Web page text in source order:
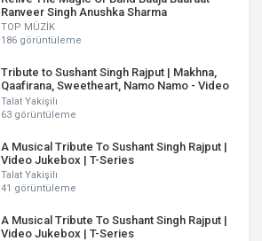
Ranveer Singh Anushka Sharma
TOP MÜZİK
186 görüntüleme
Tribute to Sushant Singh Rajput | Makhna,
Qaafirana, Sweetheart, Namo Namo - Video
Jukebox
Talat Yakişilı
63 görüntüleme
A Musical Tribute To Sushant Singh Rajput |
Video Jukebox | T-Series
Talat Yakişilı
41 görüntüleme
A Musical Tribute To Sushant Singh Rajput |
Video Jukebox | T-Series